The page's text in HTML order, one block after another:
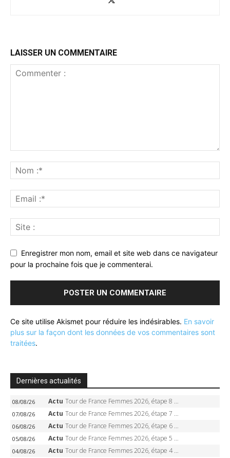
LAISSER UN COMMENTAIRE
Enregistrer mon nom, email et site web dans ce navigateur
pour la prochaine fois que je commenterai.
Ce site utilise Akismet pour réduire les indésirables. En savoir
plus sur la façon dont les données de vos commentaires sont
traitées.
Dernières actualités
08/08/26 Actu Tour de France Femmes 2026, étape 8 – Demi Vollering gagne à Nice, reprend le jaune, Niewiadoma à 8 secondes
07/08/26 Actu Tour de France Femmes 2026, étape 7 – Kasia Niewiadoma gagne le Ventoux, maillot jaune, Reusser et Vollering piégées
06/08/26 Actu Tour de France Femmes 2026, étape 6 – Kim Le Court-Pienaar gagne à Tournon, Reusser en jaune
05/08/26 Actu Tour de France Femmes 2026, étape 5 – Demi Vollering gagne à Belleville, Reusser en jaune, Ferrand-Prévot coule
04/08/26 Actu Tour de France Femmes 2026, étape 4 – Marlen Reusser écrase le chrono, Ferrand-Prévot en crise